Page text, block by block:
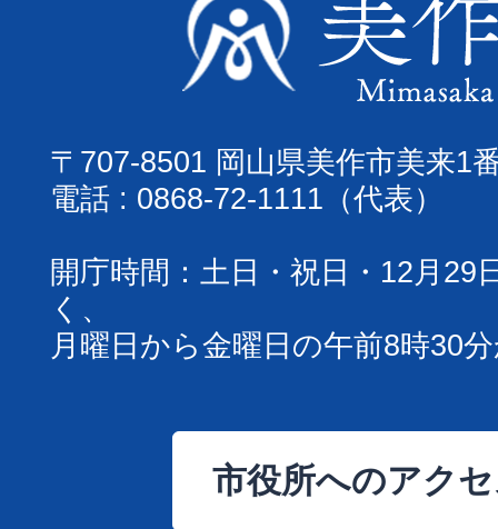
〒707-8501 岡山県美作市美来1
電話 : 0868-72-1111（代表）
開庁時間：土日・祝日・12月29
く、
月曜日から金曜日の午前8時30
市役所へのアク